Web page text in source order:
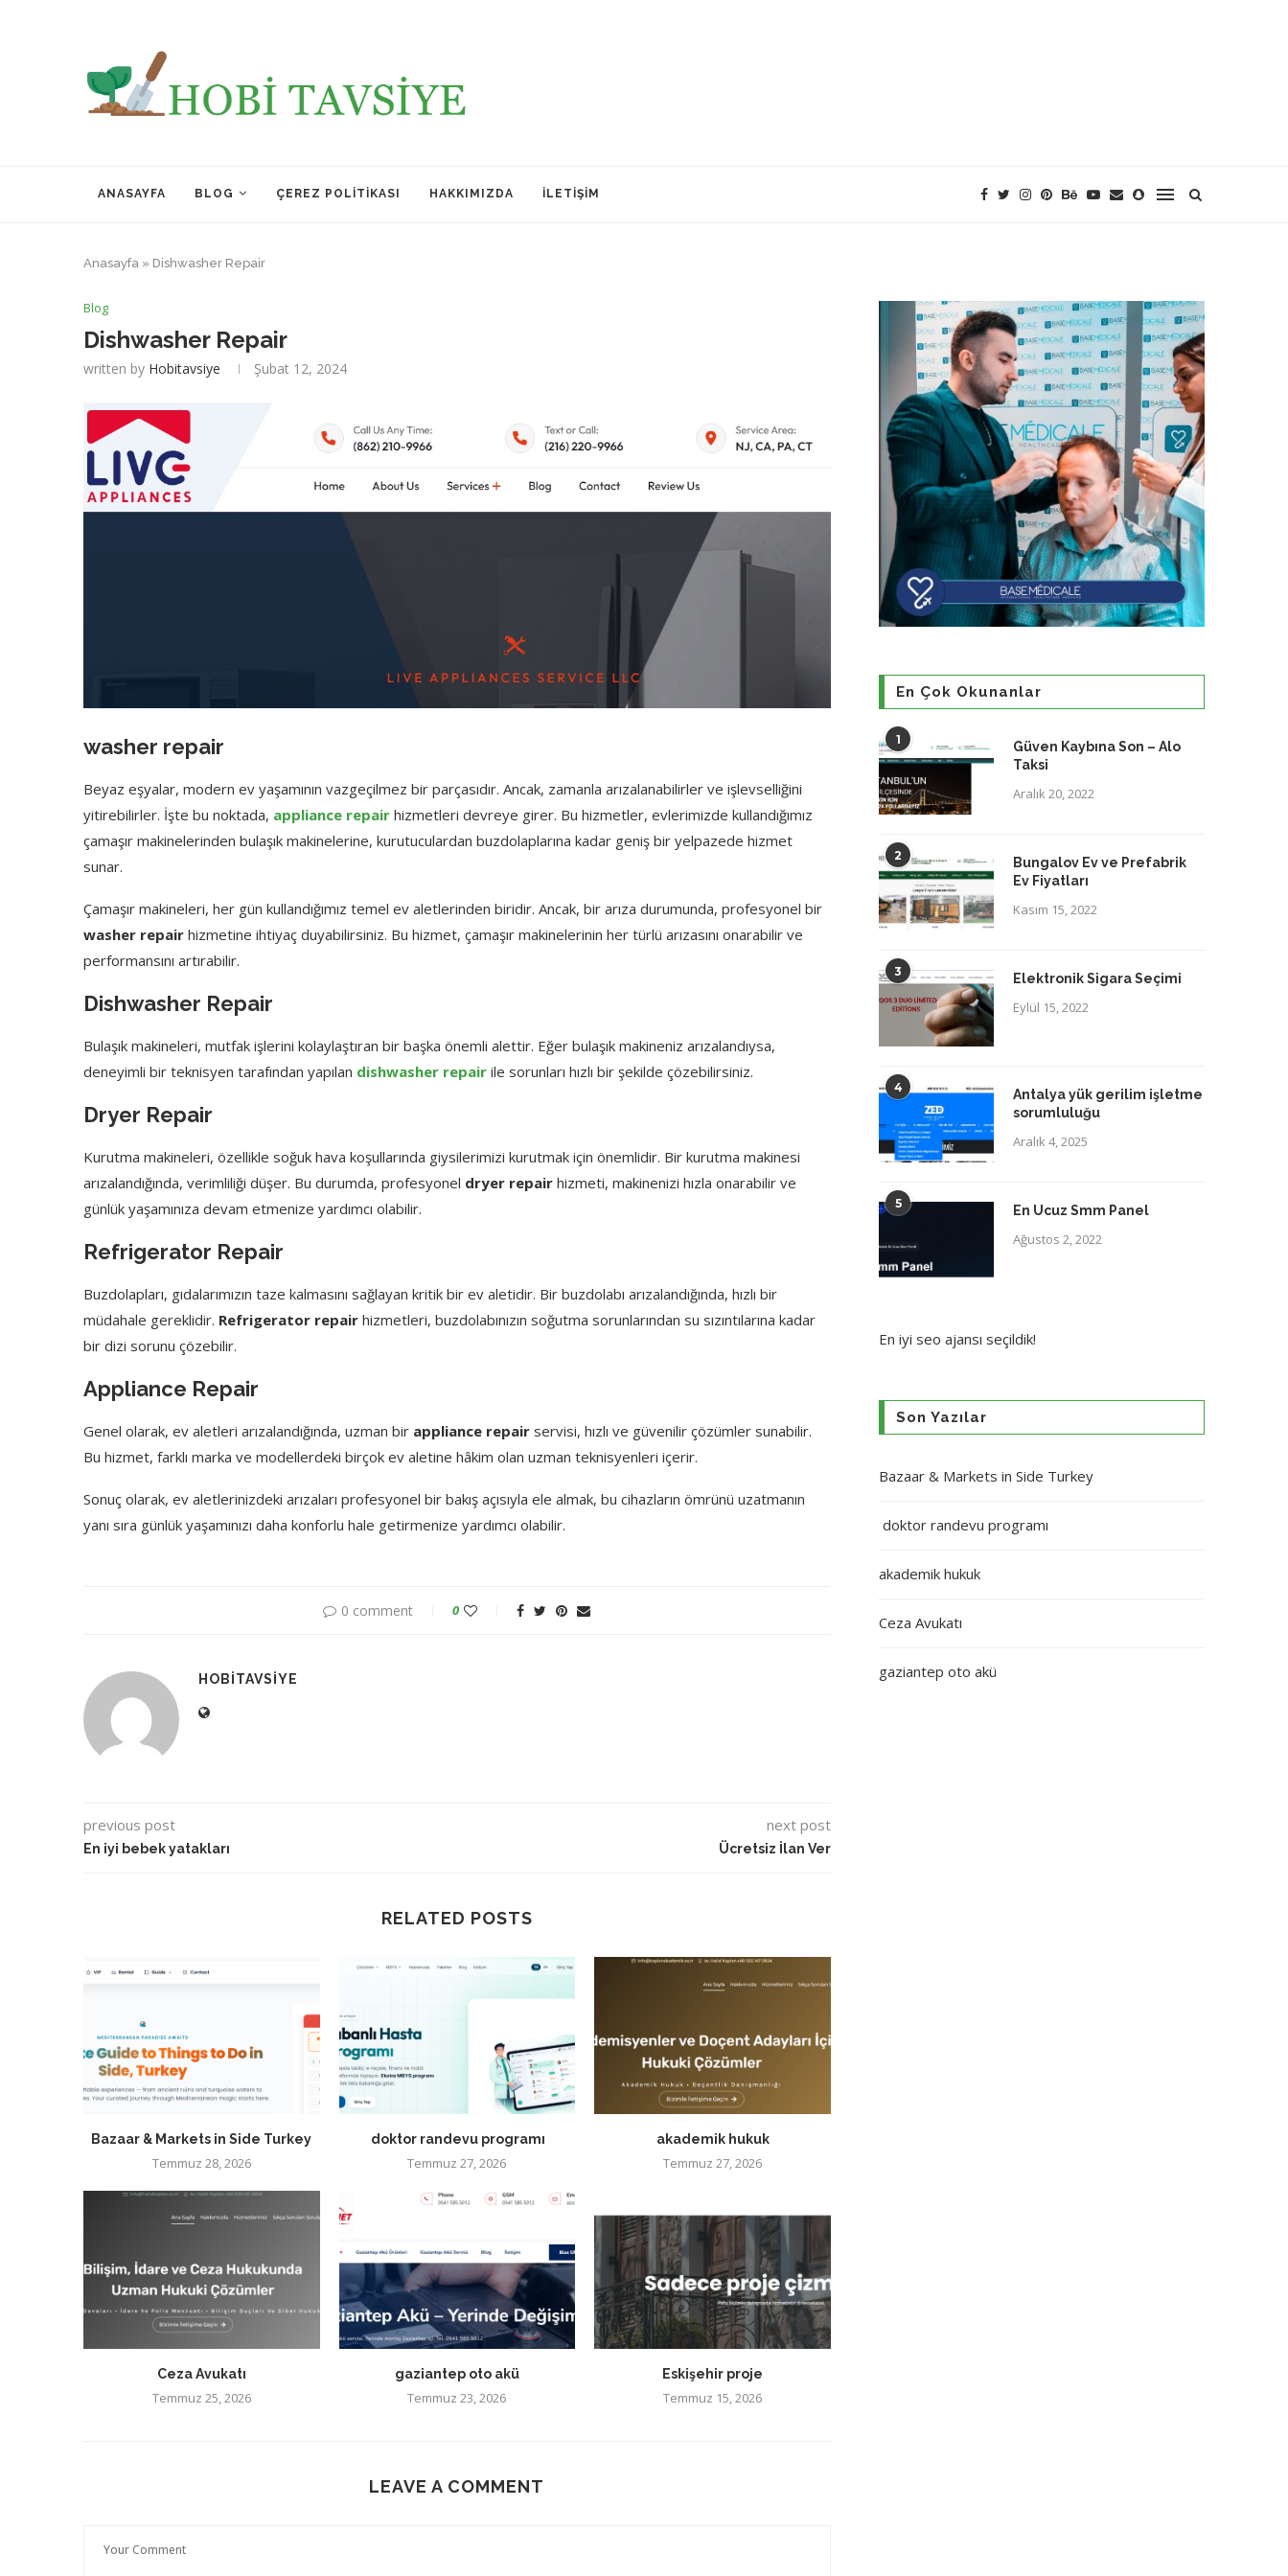
ANASAYFA BLOG ÇEREZ POLITIKASI HAKKIMIZDA İLETIŞIM
Anasayfa » Dishwasher Repair
Blog
Dishwasher Repair
written by Hobitavsiye Şubat 12, 2024
washer repair
Beyaz eşyalar, modern ev yaşamının vazgeçilmez bir parçasıdır. Ancak, zamanla arızalanabilirler ve işlevselliğini
yitirebilirler. İşte bu noktada, appliance repair hizmetleri devreye girer. Bu hizmetler, evlerimizde kullandığımız
çamaşır makinelerinden bulaşık makinelerine, kurutuculardan buzdolaplarına kadar geniş bir yelpazede hizmet
sunar.
Çamaşır makineleri, her gün kullandığımız temel ev aletlerinden biridir. Ancak, bir arıza durumunda, profesyonel bir
washer repair hizmetine ihtiyaç duyabilirsiniz. Bu hizmet, çamaşır makinelerinin her türlü arızasını onarabilir ve
performansını artırabilir.
Dishwasher Repair
Bulaşık makineleri, mutfak işlerini kolaylaştıran bir başka önemli alettir. Eğer bulaşık makineniz arızalandıysa,
deneyimli bir teknisyen tarafından yapılan dishwasher repair ile sorunları hızlı bir şekilde çözebilirsiniz.
Dryer Repair
Kurutma makineleri, özellikle soğuk hava koşullarında giysilerimizi kurutmak için önemlidir. Bir kurutma makinesi
arızalandığında, verimliliği düşer. Bu durumda, profesyonel dryer repair hizmeti, makinenizi hızla onarabilir ve
günlük yaşamınıza devam etmenize yardımcı olabilir.
Refrigerator Repair
Buzdolapları, gıdalarımızın taze kalmasını sağlayan kritik bir ev aletidir. Bir buzdolabı arızalandığında, hızlı bir
müdahale gereklidir. Refrigerator repair hizmetleri, buzdolabınızın soğutma sorunlarından su sızıntılarına kadar
bir dizi sorunu çözebilir.
Appliance Repair
Genel olarak, ev aletleri arızalandığında, uzman bir appliance repair servisi, hızlı ve güvenilir çözümler sunabilir.
Bu hizmet, farklı marka ve modellerdeki birçok ev aletine hâkim olan uzman teknisyenleri içerir.
Sonuç olarak, ev aletlerinizdeki arızaları profesyonel bir bakış açısıyla ele almak, bu cihazların ömrünü uzatmanın
yanı sıra günlük yaşamınızı daha konforlu hale getirmenize yardımcı olabilir.
0 comment 0
HOBITAVSIYE
previous post
En iyi bebek yatakları
next post
Ücretsiz İlan Ver
RELATED POSTS
Bazaar & Markets in Side Turkey
Temmuz 28, 2026
doktor randevu programı
Temmuz 27, 2026
akademik hukuk
Temmuz 27, 2026
Ceza Avukatı
Temmuz 25, 2026
gaziantep oto akü
Temmuz 23, 2026
Eskişehir proje
Temmuz 15, 2026
LEAVE A COMMENT
En Çok Okunanlar
1
Güven Kaybına Son – Alo
Taksi
Aralık 20, 2022
2
Bungalov Ev ve Prefabrik
Ev Fiyatları
Kasım 15, 2022
3 Elektronik Sigara Seçimi
Eylül 15, 2022
4
Antalya yük gerilim işletme
sorumluluğu
Aralık 4, 2025
5 En Ucuz Smm Panel
Ağustos 2, 2022
En iyi seo ajansı seçildik!
Son Yazılar
Bazaar & Markets in Side Turkey
doktor randevu programı
akademik hukuk
Ceza Avukatı
gaziantep oto akü